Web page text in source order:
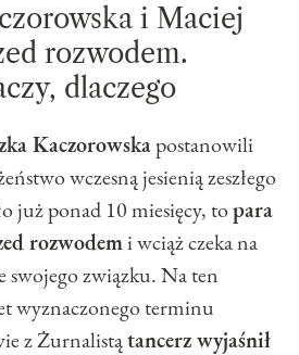
i Maciej
rozwodem.
dlaczego
Kaczorowskapostanowili
wczesną jesienią zeszłego
już ponad 10 miesięcy, topara
rozwodemi wciąż czeka na
swojego związku. Na ten
wyznaczonego terminu
z Żurnalistątancerz wyjaśnił